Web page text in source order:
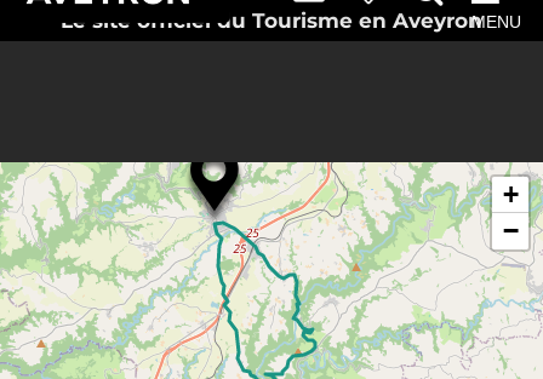
Le site officiel du Tourisme en AveyronMENU
Routebeschrijving
+
−